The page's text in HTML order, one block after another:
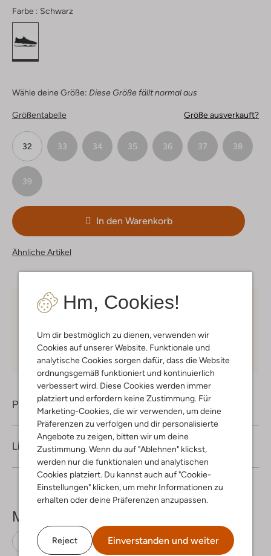
Hm, Cookies!
Um dir bestmöglich zu dienen, verwenden wir
Cookies auf unserer Website. Funktionale und
analytische Cookies sorgen dafür, dass die Website
ordnungsgemäß funktioniert und kontinuierlich
verbessert wird. Diese Cookies werden immer
platziert und erfordern keine Zustimmung. Für
Marketing-Cookies, die wir verwenden, um deine
Präferenzen zu verfolgen und dir personalisierte
Angebote zu zeigen, bitten wir um deine
Zustimmung. Wenn du auf "Ablehnen" klickst,
werden nur die funktionalen und analytischen
Cookies platziert. Du kannst auch auf "Cookie-
Einstellungen" klicken, um mehr Informationen zu
erhalten oder deine Präferenzen anzupassen.
Reject Einverstanden und weiter
Farbe : Schwarz
Wähle deine Größe: Diese Größe fällt normal aus
Größentabelle Größe ausverkauft?
32 33 34 35 36 37 38
39
In den Warenkorb
Ähnliche Artikel
Kostenloser Versandab € 75 für Club-Omoda
Kauf auf Rechnung 30 TagenRückgaberecht
Produktinformation
Lieferung & Rückgabe
Mehr sehen
Sneaker Low Vingino Stoff-Textil